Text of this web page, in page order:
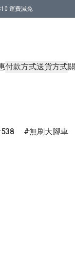
運費減免
付款方式送貨方式
538 無刷大腳車